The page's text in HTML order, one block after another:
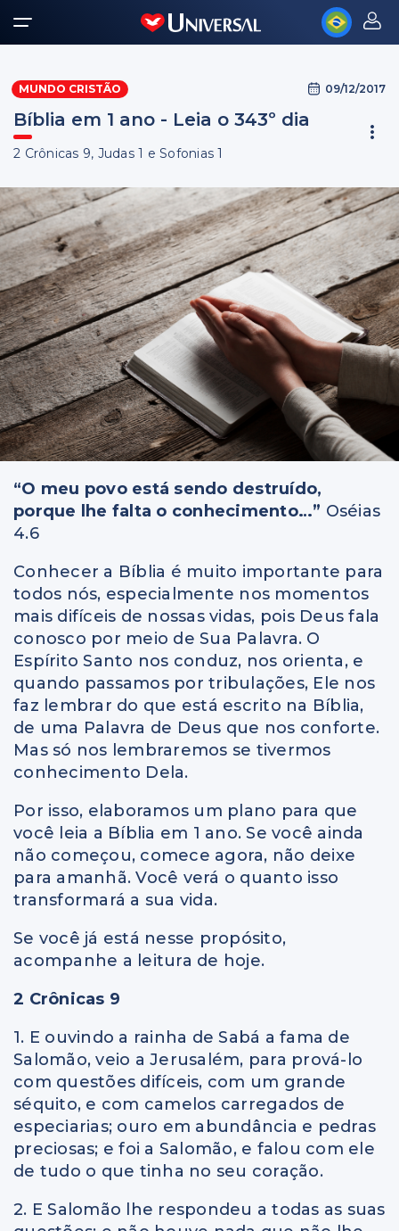
MUNDO CRISTÃO 09/12/2017
Bíblia em 1 ano - Leia o 343º dia
2 Crônicas 9, Judas 1 e Sofonias 1
“O meu povo está sendo destruído,
porque lhe falta o conhecimento…” Oséias
4.6
Conhecer a Bíblia é muito importante para
todos nós, especialmente nos momentos
mais difíceis de nossas vidas, pois Deus fala
conosco por meio de Sua Palavra. O
Espírito Santo nos conduz, nos orienta, e
quando passamos por tribulações, Ele nos
faz lembrar do que está escrito na Bíblia,
de uma Palavra de Deus que nos conforte.
Mas só nos lembraremos se tivermos
conhecimento Dela.
Por isso, elaboramos um plano para que
você leia a Bíblia em 1 ano. Se você ainda
não começou, comece agora, não deixe
para amanhã. Você verá o quanto isso
transformará a sua vida.
Se você já está nesse propósito,
acompanhe a leitura de hoje.
2 Crônicas 9
1. E ouvindo a rainha de Sabá a fama de
Salomão, veio a Jerusalém, para prová-lo
com questões difíceis, com um grande
séquito, e com camelos carregados de
especiarias; ouro em abundância e pedras
preciosas; e foi a Salomão, e falou com ele
de tudo o que tinha no seu coração.
2. E Salomão lhe respondeu a todas as suas